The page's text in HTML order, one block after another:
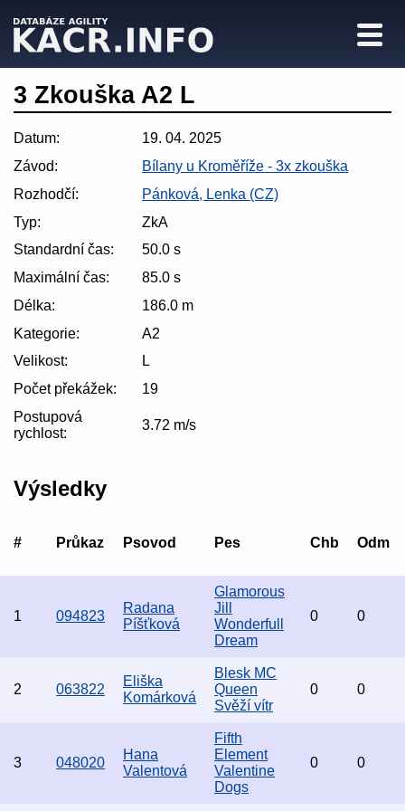
3 Zkouška A2 L
Datum:
19. 04. 2025
Závod:
Bílany u Kroměříže - 3x zkouška
Rozhodčí:
Pánková, Lenka (CZ)
Typ:
ZkA
Standardní čas:
50.0 s
Maximální čas:
85.0 s
Délka:
186.0 m
Kategorie:
A2
Velikost:
L
Počet překážek:
19
Postupová
rychlost:
3.72 m/s
Výsledky
# Průkaz Psovod Pes Chb Odm
1 094823
Radana
Píšťková
Glamorous
Jill
Wonderfull
Dream
0 0
2 063822
Eliška
Komárková
Blesk MC
Queen
Svěží vítr
0 0
3 048020
Hana
Valentová
Fifth
Element
Valentine
Dogs
0 0